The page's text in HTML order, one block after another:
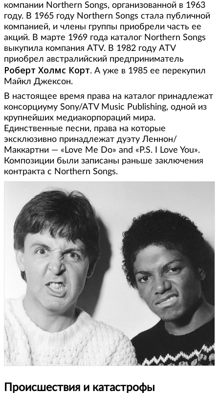
компании Northern Songs, организованной в 1963
году. В 1965 году Northern Songs стала публичной
компанией, и члены группы приобрели часть ее
акций. В марте 1969 года каталог Northern Songs
выкупила компания ATV. В 1982 году ATV
приобрел австралийский предприниматель
Роберт Холмс Корт. А уже в 1985 ее перекупил
Майкл Джексон.
В настоящее время права на каталог принадлежат
консорциуму Sony/ATV Music Publishing, одной из
крупнейших медиакорпораций мира.
Единственные песни, права на которые
эксклюзивно принадлежат дуэту Леннон/
Маккартни — «Love Me Do» and «P.S. I Love You».
Композиции были записаны раньше заключения
контракта с Northern Songs.
Происшествия и катастрофы